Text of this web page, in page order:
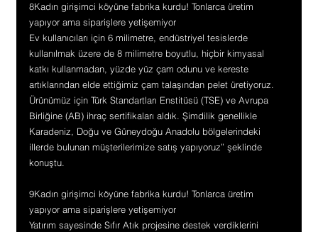
8Kadın girişimci köyüne fabrika kurdu! Tonlarca üretim
yapıyor ama siparişlere yetişemiyor
Ev kullanıcıları için 6 milimetre, endüstriyel tesislerde
kullanılmak üzere de 8 milimetre boyutlu, hiçbir kimyasal
katkı kullanmadan, yüzde yüz çam odunu ve kereste
artıklarından elde ettiğimiz çam talaşından pelet üretiyoruz.
Ürünümüz için Türk Standartları Enstitüsü (TSE) ve Avrupa
Birliğine (AB) ihraç sertifikaları aldık. Şimdilik genellikle
Karadeniz, Doğu ve Güneydoğu Anadolu bölgelerindeki
illerde bulunan müşterilerimize satış yapıyoruz” şeklinde
konuştu.
9Kadın girişimci köyüne fabrika kurdu! Tonlarca üretim
yapıyor ama siparişlere yetişemiyor
Yatırım sayesinde Sıfır Atık projesine destek verdiklerini